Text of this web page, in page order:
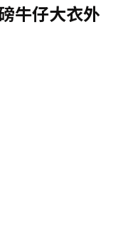
牛仔大衣外